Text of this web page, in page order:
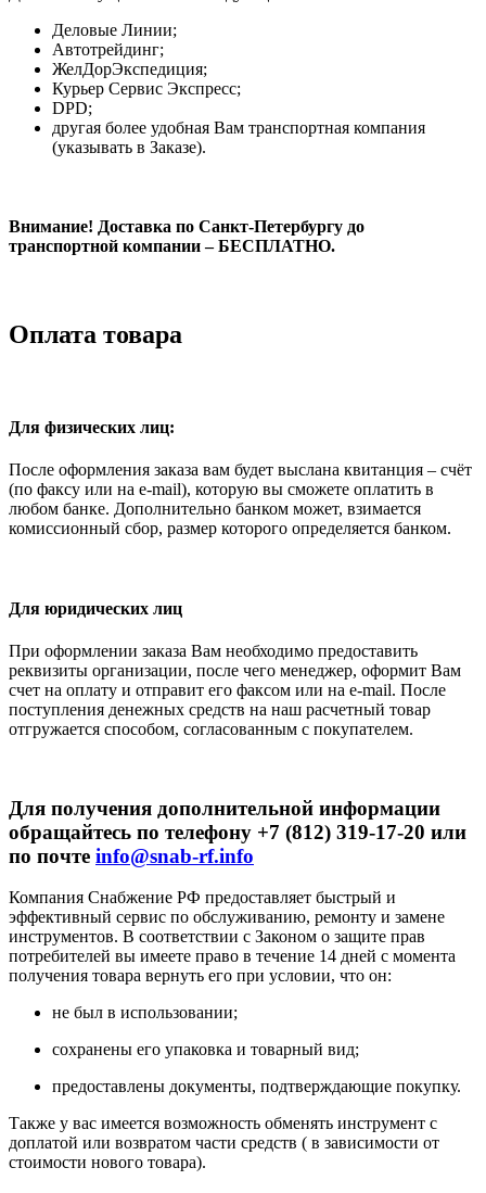
Деловые Линии;
Автотрейдинг;
ЖелДорЭкспедиция;
Курьер Сервис Экспресс;
DPD;
другая более удобная Вам транспортная компания
(указывать в Заказе).
Внимание! Доставка по Санкт-Петербургу до
транспортной компании – БЕСПЛАТНО.
Оплата товара
Для физических лиц:
После оформления заказа вам будет выслана квитанция – счёт
(по факсу или на e-mail), которую вы сможете оплатить в
любом банке. Дополнительно банком может, взимается
комиссионный сбор, размер которого определяется банком.
Для юридических лиц
При оформлении заказа Вам необходимо предоставить
реквизиты организации, после чего менеджер, оформит Вам
счет на оплату и отправит его факсом или на e-mail. После
поступления денежных средств на наш расчетный товар
отгружается способом, согласованным с покупателем.
Для получения дополнительной информации
обращайтесь по телефону +7 (812) 319-17-20 или
по почте info@snab-rf.info
Компания Снабжение РФ предоставляет быстрый и
эффективный сервис по обслуживанию, ремонту и замене
инструментов. В соответствии с Законом о защите прав
потребителей вы имеете право в течение 14 дней с момента
получения товара вернуть его при условии, что он:
не был в использовании;
сохранены его упаковка и товарный вид;
предоставлены документы, подтверждающие покупку.
Также у вас имеется возможность обменять инструмент с
доплатой или возвратом части средств ( в зависимости от
стоимости нового товара).